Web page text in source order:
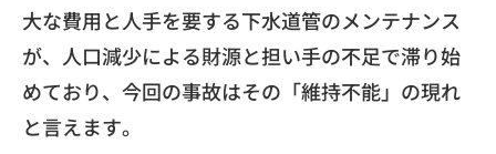
大な費用と人手を要する下水道管のメンテナンス
が、人口減少による財源と担い手の不足で滞り始
めており、今回の事故はその「維持不能」の現れ
と言えます。